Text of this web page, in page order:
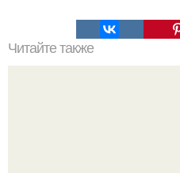
Читайте также